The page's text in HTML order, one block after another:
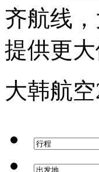
齐航线
提供更大
大韩航